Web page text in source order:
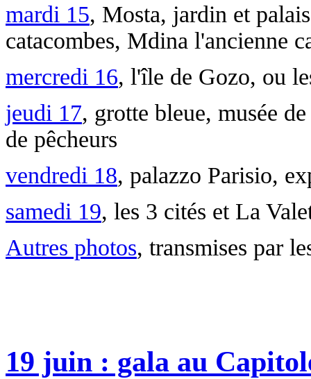
mardi 15, Mosta, jardin et
catacombes, Mdina l'ancienne
mercredi 16, l'île de Gozo, ou
jeudi 17, grotte bleue, musée
de pêcheurs
vendredi 18, palazzo Parisio,
samedi 19, les 3 cités et La
Autres photos, transmises par
19 juin : gala au